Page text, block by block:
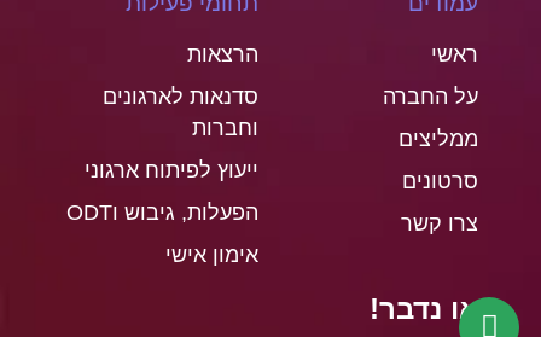
ראשי
על החברה
ממליצים
סרטונים
צרו קשר
הרצאות
סדנאות לארגונים
וחברות
ייעוץ לפיתוח ארגוני
הפעלות, גיבוש וODT
אימון אישי
בואו נדבר!